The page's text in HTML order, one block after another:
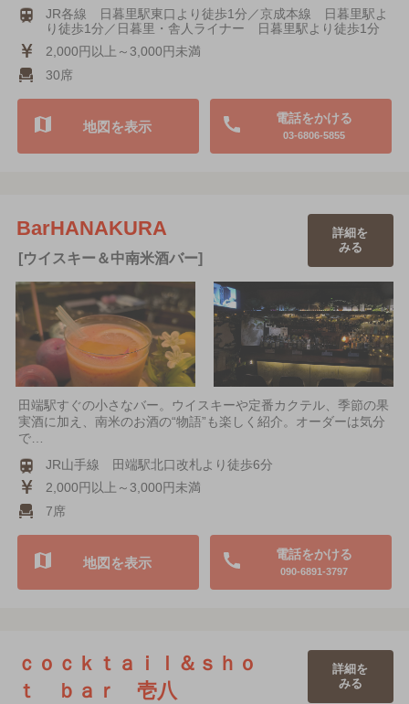
JR各線 日暮里駅東口より徒歩1分／京成本線 日暮里駅よ
り徒歩1分／日暮里・舎人ライナー 日暮里駅より徒歩1分
2,000円以上～3,000円未満
30席
電話をかける
03-6806-5855
地図を表示
BarHANAKURA
[ウイスキー＆中南米酒バー]
詳細を
みる
田端駅すぐの小さなバー。ウイスキーや定番カクテル、季節の果
実酒に加え、南米のお酒の“物語”も楽しく紹介。オーダーは気分
で…
JR山手線 田端駅北口改札より徒歩6分
2,000円以上～3,000円未満
7席
電話をかける
090-6891-3797
地図を表示
ｃｏｃｋｔａｉｌ＆ｓｈｏ
ｔ ｂａｒ 壱八
詳細を
みる